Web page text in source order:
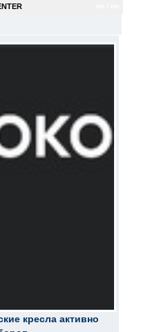
кресла активно